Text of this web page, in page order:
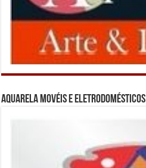
Aquarela Movéis e Eletrodomésticos